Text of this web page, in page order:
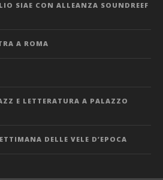
SIAE CON ALLEANZA SOUNDREEF
A ROMA
E LETTERATURA A PALAZZO
DELLE VELE D’EPOCA